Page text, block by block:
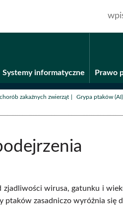
Systemy informatyczne Prawo
zakaźnych zwierząt /Grypa ptaków (AI)
zjadliwości wirusa, gatunku i
ptaków zasadniczo wyróżnia się